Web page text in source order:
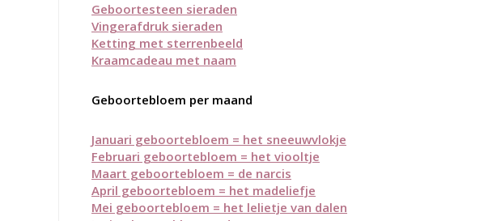
Geboortesteen sieraden
Vingerafdruk sieraden
Ketting met sterrenbeeld
Kraamcadeau met naam
Geboortebloem per maand
Januari geboortebloem = het sneeuwvlokje
Februari geboortebloem = het viooltje
Maart geboortebloem = de narcis
April geboortebloem = het madeliefje
Mei geboortebloem = het lelietje van dalen